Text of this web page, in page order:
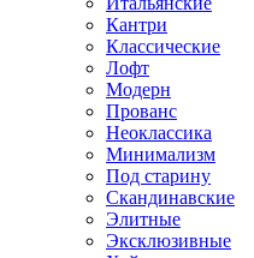
Кантри
Классические
Лофт
Модерн
Прованс
Неоклассика
Минимализм
Под старину
Скандинавские
Элитные
Эксклюзивные